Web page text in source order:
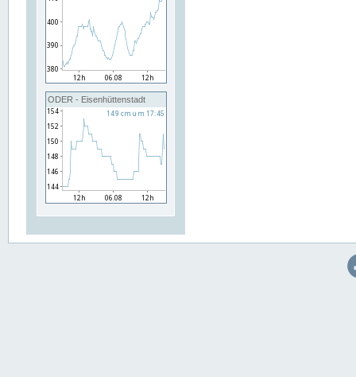
ODER - Eisenhüttenstadt